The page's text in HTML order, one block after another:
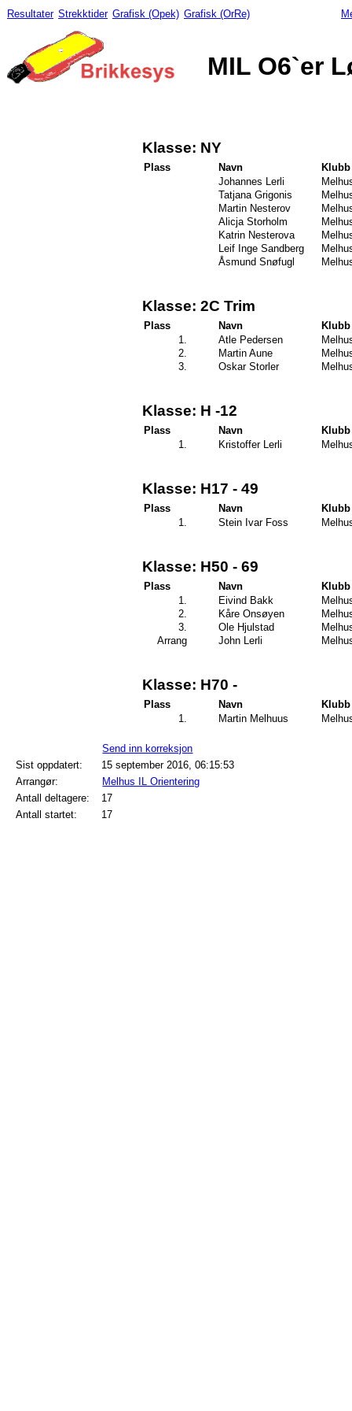
Resultater Strekktider Grafisk (Opek) Grafisk (OrRe)
MIL O6`er
Klasse: NY
Plass Navn
Klubb
Johannes Lerli
Tatjana Grigonis
Martin Nesterov
Alicja Storholm
Katrin Nesterova
Leif Inge Sandberg
Åsmund Snøfugl
Klasse: 2C Trim
Plass Navn
Klubb
1.
Atle Pedersen
2.
Martin Aune
3.
Oskar Storler
Klasse: H -12
Plass Navn
Klubb
1.
Kristoffer Lerli
Klasse: H17 - 49
Plass Navn
Klubb
1.
Stein Ivar Foss
Klasse: H50 - 69
Plass Navn
Klubb
1.
Eivind Bakk
2.
Kåre Onsøyen
3.
Ole Hjulstad
Arrang
John Lerli
Klasse: H70 -
Plass Navn
Klubb
1.
Martin Melhuus
Send inn korreksjon
Sist oppdatert:
15 september 2016, 06:15:53
Arrangør:
Melhus IL Orientering
Antall deltagere:
17
Antall startet:
17